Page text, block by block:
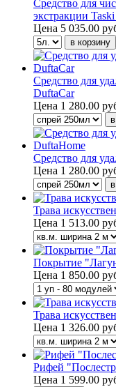
Средство для
экстракции
Цена 5 035.00
Средство для
DuftaCar
Цена 1 280.00
Средство для
Цена 1 280.00
Трава
Цена 1 513.00
Покрытие
Цена 1 850.00
Трава
Цена 1 326.00
Рифей
Цена 1 599.00